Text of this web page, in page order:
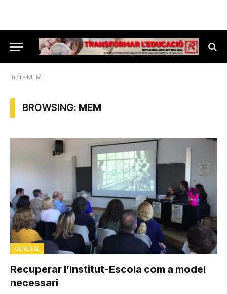
Inici » MEM
BROWSING: MEM
GENERAL
Recuperar l’Institut-Escola com a model
necessari